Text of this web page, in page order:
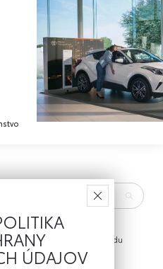
Parkovacia kamera - vzadu
ÚDAJOV